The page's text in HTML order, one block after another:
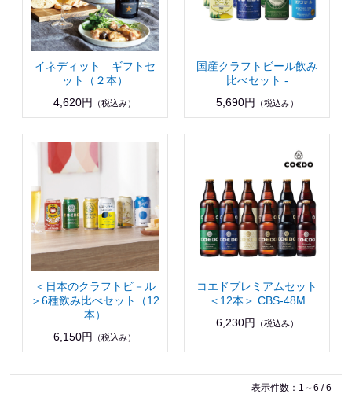
イネディット ギフトセ
ット（２本）
4,620円
（税込み）
国産クラフトビール飲み
比べセット -
5,690円 （税込み）
＜日本のクラフトビ－ル
＞6種飲み比べセット（12
本）
6,150円
（税込み）
コエドプレミアムセット
＜12本＞ CBS-48M
6,230円
（税込み）
表示件数：1～6 / 6